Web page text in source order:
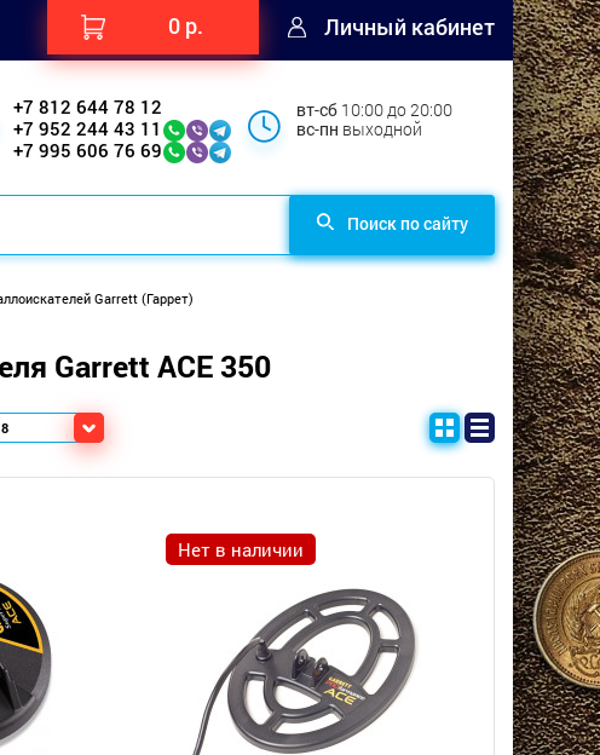
0 р. Личный кабинет
+7 812 644 78 12
+7 952 244 43 11
+7 995 606 76 69
вт-сб 10:00 до 20:00
вс-пн выходной
Поиск по сайту
Garrett (Гаррет)
Garrett ACE 350
Нет в наличии